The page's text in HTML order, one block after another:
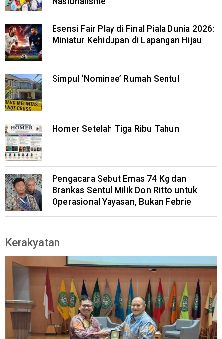
Esensi Fair Play di Final Piala Dunia 2026:
Miniatur Kehidupan di Lapangan Hijau
Simpul ‘Nominee’ Rumah Sentul
Homer Setelah Tiga Ribu Tahun
Pengacara Sebut Emas 74 Kg dan
Brankas Sentul Milik Don Ritto untuk
Operasional Yayasan, Bukan Febrie
Kerakyatan